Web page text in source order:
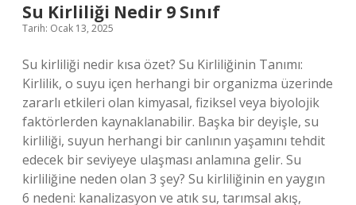
Su Kirliliği Nedir 9 Sınıf
Tarih: Ocak 13, 2025
Su kirliliği nedir kısa özet? Su Kirliliğinin Tanımı:
Kirlilik, o suyu içen herhangi bir organizma üzerinde
zararlı etkileri olan kimyasal, fiziksel veya biyolojik
faktörlerden kaynaklanabilir. Başka bir deyişle, su
kirliliği, suyun herhangi bir canlının yaşamını tehdit
edecek bir seviyeye ulaşması anlamına gelir. Su
kirliliğine neden olan 3 şey? Su kirliliğinin en yaygın
6 nedeni: kanalizasyon ve atık su, tarımsal akış,